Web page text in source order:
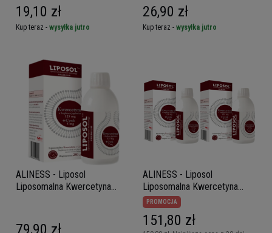
19,10 zł
Kup teraz - wysyłka jutro
26,90 zł
Kup teraz - wysyłka jutro
ALINESS - Liposol
Liposomalna Kwercetyna
79,90 zł
ALINESS - Liposol
Liposomalna Kwercetyna
125mg + Cynk 5mg - 2x
250ml
PROMOCJA
151,80 zł